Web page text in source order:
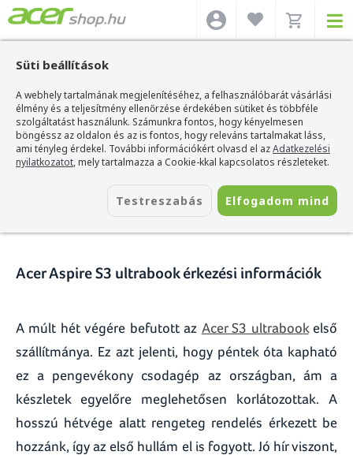
Süti beállítások
A webhely tartalmának megjelenítéséhez, a felhasználóbarát vásárlási
élmény és a teljesítmény ellenőrzése érdekében sütiket és többféle
szolgáltatást használunk. Számunkra fontos, hogy kényelmesen
böngéssz az oldalon és az is fontos, hogy releváns tartalmakat láss,
ami tényleg érdekel. További információkért olvasd el azAdatkezelési
nyilatkozatot, mely tartalmazza a Cookie-kkal kapcsolatos részleteket.
Testreszabás Elfogadom mind
Acer webshop>Hírek>Acer Aspire S3 ultrabook érkezési információk
Acer Aspire S3 ultrabook
érkezési információk
Acer Aspire S3 ultrabook érkezési információk
A múlt hét végére befutott az Acer S3 ultrabookelső
szállítmánya. Ez azt jelenti, hogy péntek óta kapható
ez a pengevékony csodagép az országban, ám a
készletek egyelőre meglehetősen korlátozottak. A
hosszú hétvége alatt rengeteg rendelés érkezett be
hozzánk, így az első hullám el is fogyott. Jó hír viszont,